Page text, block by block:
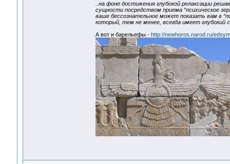
..на фоне достижения глубокой релаксации
сущности посредством приема “психическое
ваше бессознательное может показать вам в
который, тем не менее, всегда имеет глубокий
А вот и барельефы - http://newhoros.narod.ru/